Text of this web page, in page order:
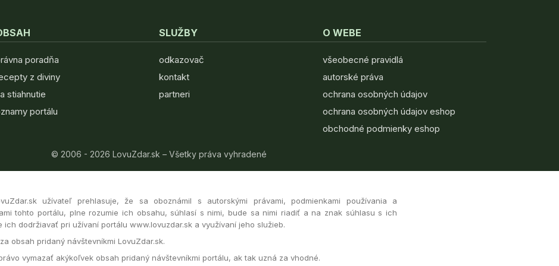
poradňa
z diviny
stiahnutie
portálu
SLUŽBY
odkazovač
kontakt
partneri
O WEBE
všeobecné pravidlá
autorské práva
ochrana osobných údajov
ochrana osobných údajov eshop
obchodné podmienky eshop
© 2006 - 2026 LovuZdar.sk – Všetky práva vyhradené
užívateľ prehlasuje, že sa oboznámil s autorskými právami, podmienkami používania a
tohto portálu, plne rozumie ich obsahu, súhlasí s nimi, bude sa nimi riadiť a na znak súhlasu s ich
ich dodržiavať pri užívaní portálu www.lovuzdar.sk a využívaní jeho služieb.
obsah pridaný návštevníkmi LovuZdar.sk.
vymazať akýkoľvek obsah pridaný návštevníkmi portálu, ak tak uzná za vhodné.